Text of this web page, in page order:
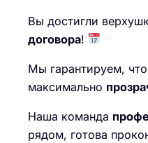
Вы достигли
договора!
Мы гарантируем,
максимально
Наша команда
рядом, готова